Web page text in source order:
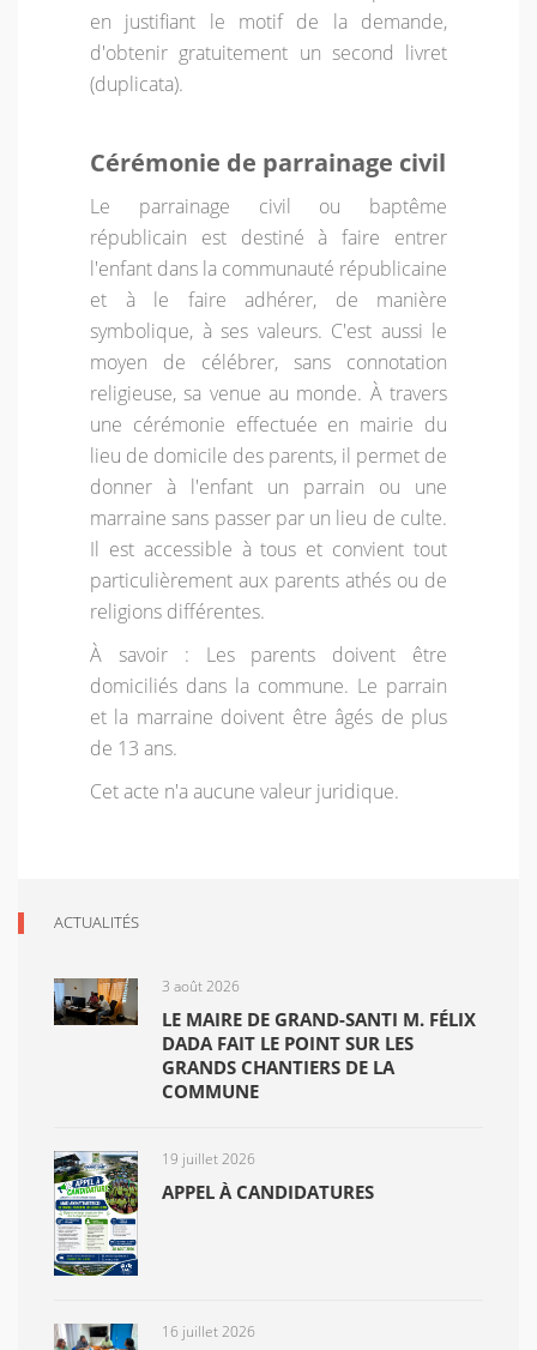
en justifiant le motif de la demande,
d'obtenir gratuitement un second livret
(duplicata).
Cérémonie de parrainage civil
Le parrainage civil ou baptême
républicain est destiné à faire entrer
l'enfant dans la communauté républicaine
et à le faire adhérer, de manière
symbolique, à ses valeurs. C'est aussi le
moyen de célébrer, sans connotation
religieuse, sa venue au monde. À travers
une cérémonie effectuée en mairie du
lieu de domicile des parents, il permet de
donner à l'enfant un parrain ou une
marraine sans passer par un lieu de culte.
Il est accessible à tous et convient tout
particulièrement aux parents athés ou de
religions différentes.
À savoir : Les parents doivent être
domiciliés dans la commune. Le parrain
et la marraine doivent être âgés de plus
de 13 ans.
Cet acte n'a aucune valeur juridique.
ACTUALITÉS
3 août 2026
LE MAIRE DE GRAND-SANTI M. FÉLIX
DADA FAIT LE POINT SUR LES
GRANDS CHANTIERS DE LA
COMMUNE
19 juillet 2026
APPEL À CANDIDATURES
16 juillet 2026